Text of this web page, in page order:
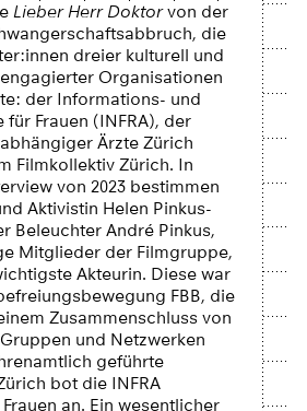
Lieber Herr Doktorvon der
die
dreier kulturell und
Organisationen
der Informations- und
für Frauen (INFRA), der
Ärzte Zürich
Filmkollektiv Zürich. In
von 2023 bestimmen
Aktivistin Helen Pinkus-
Beleuchter André Pinkus,
Mitglieder der Filmgruppe,
Akteurin. Diese war
FBB, die
Zusammenschluss von
und Netzwerken
geführte
bot die INFRA
an. Ein wesentlicher